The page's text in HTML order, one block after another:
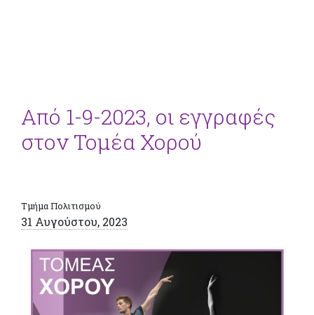
Από 1-9-2023, οι εγγραφές
στον Τομέα Χορού
Τμήμα Πολιτισμού
31 Αυγούστου, 2023